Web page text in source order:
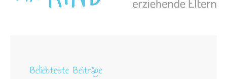
Beliebteste Beiträge